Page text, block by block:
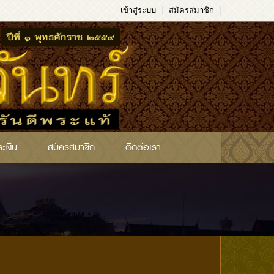
เข้าสู่ระบบ สมัครสมาชิก
เงิน สมัครสมาชิก ติดต่อเรา